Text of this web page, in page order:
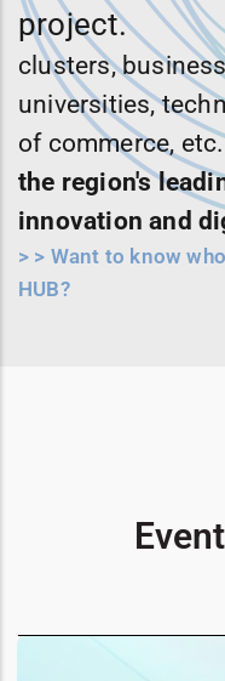
project.
clusters,
universities,
of commerce,
the region's
innovation and
> > Want to know
HUB?